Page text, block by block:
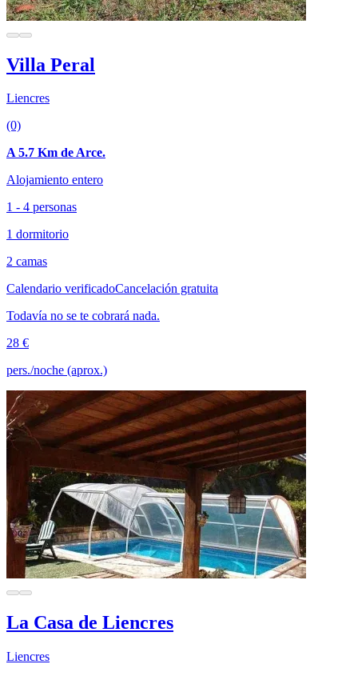
Villa Peral
Liencres
(0)
A 5.7 Km de Arce.
Alojamiento entero
1 - 4 personas
1 dormitorio
2 camas
Calendario verificadoCancelación gratuita
Todavía no se te cobrará nada.
28 €
pers./noche (aprox.)
La Casa de Liencres
Liencres